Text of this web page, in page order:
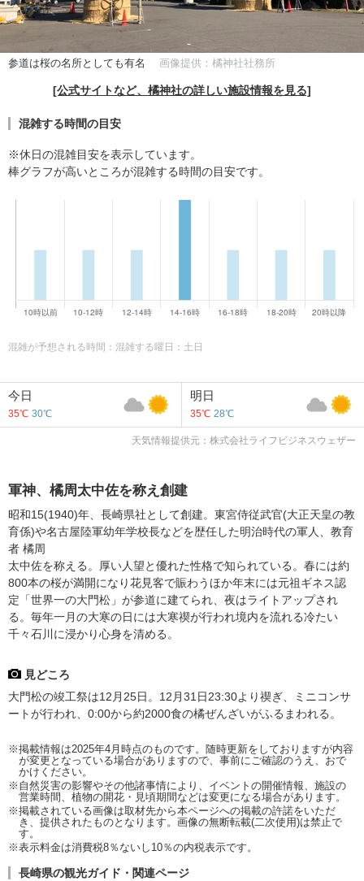
参道は桜の名所としても有名 画像提供：橘神社社務所
[公式サイトなど、橘神社の詳しい施設情報を見る]
混雑する時間の目安
※休日の混雑目安を表示しています。
棒グラフが高いところが混雑する時間の目安です。
混雑が予想される時間：混雑する曜日：土日
今日
35℃ 30℃
明日
35℃ 28℃
天気情報提供元：株式会社ライフビジネスウェザー
軍神、橘周太中佐を称え創建
昭和15(1940)年、長崎県社として創建。東宮侍従武官(大正天皇の教
育係)や名古屋陸軍幼年学校長などを歴任した明治時代の軍人、教育
者 橘周
太中佐を称える。厚い人望と優れた性格で知られている。春には約
800本の桜が満開になり花見客で賑わうほか年末には元祖ギネス認
定「世界一の大門松」が参道に建てられ、夜はライトアップされ
る。毎年一月の大寒の日には大寒禊が行われ境内を流れる冷たい
千々石川に浸かり心身を清める。
見どころ
大門松の竣工祭は12月25日。12月31日23:30より禊ぎ、ミニコンサ
ートが行われ、0:00から約2000食の橘ぜんざいがふるまわれる。
※掲載情報は2025年4月時点のものです。随時更新をしておりますが内容
が変更となっている場合がありますので、事前にご確認のうえ、おで
かけください。
※自然災害の影響やその他諸事情により、イベントの開催情報、施設の
営業時間、植物の開花・見頃期間などは変更になる場合があります。
※掲載されている画像は取材先から本ページへの掲載の許諾をいただ
き、提供されたものとなります。画像の無断転載(二次使用)は禁止で
す。
※表示料金は消費税8％ないし10％の内税表示です。
長崎県の観光ガイド・関連ページ